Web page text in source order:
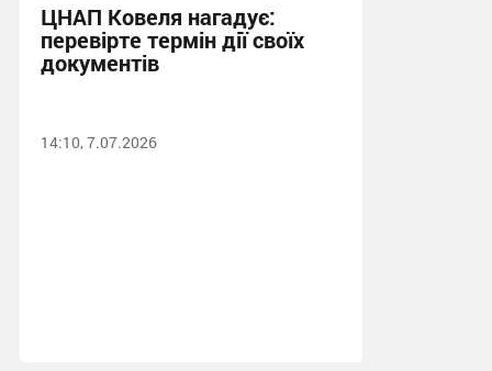
ЦНАП Ковеля нагадує:
перевірте термін дії своїх
документів
14:10, 7.07.2026